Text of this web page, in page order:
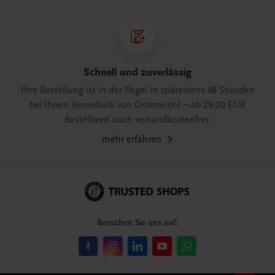
Schnell und zuverlässig
Ihre Bestellung ist in der Regel in spätestens 48 Stunden
bei Ihnen (innerhalb von Österreich) – ab 29,00 EUR
Bestellwert auch versandkostenfrei.
mehr erfahren
Besuchen Sie uns auf: